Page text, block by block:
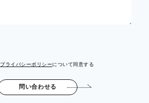
プライバシーポリシーについて同意する
問い合わせる